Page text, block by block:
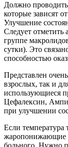
Должно
которые зависят
Улучшение
Следует
группе
сутки). Это
способностью
Представлен
взрослых, так и
использующиеся
Цефалексин,
при улучшении
Если температура
жаропонижающие